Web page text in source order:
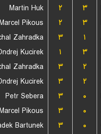
Martin Huk
۲ ۳
Pikous
۲ ۳
Zahradka
۳ ۱
Kucirek
۱ ۳
Zahradka
۳ ۲
Kucirek
۳ ۲
Petr Sebera
۳ ۰
Pikous
۳ ۰
Bartunek
۳ ۰